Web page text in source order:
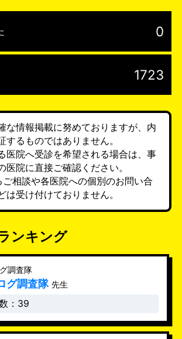
0
1723
な情報掲載に努めておりますが、内
するものではありません。
医院へ受診を希望される場合は、事
医院に直接ご確認ください。
相談や各医院への個別のお問い合
は受け付けておりません。
ンキング
調査隊
グ調査隊 先生
：39